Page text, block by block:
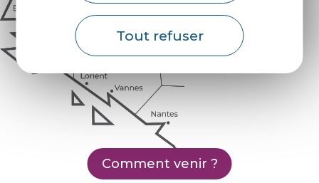
Tout refuser
Comment venir ?